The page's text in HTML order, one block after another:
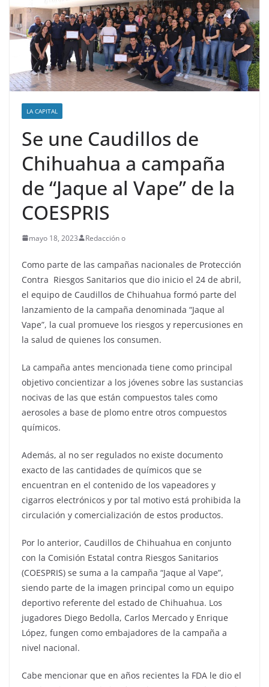
LA CAPITAL
Se une Caudillos de
Chihuahua a campaña
de “Jaque al Vape” de la
COESPRIS
mayo 18, 2023 Redacción o
Como parte de las campañas nacionales de Protección
Contra Riesgos Sanitarios que dio inicio el 24 de abril,
el equipo de Caudillos de Chihuahua formó parte del
lanzamiento de la campaña denominada “Jaque al
Vape”, la cual promueve los riesgos y repercusiones en
la salud de quienes los consumen.
La campaña antes mencionada tiene como principal
objetivo concientizar a los jóvenes sobre las sustancias
nocivas de las que están compuestos tales como
aerosoles a base de plomo entre otros compuestos
químicos.
Además, al no ser regulados no existe documento
exacto de las cantidades de químicos que se
encuentran en el contenido de los vapeadores y
cigarros electrónicos y por tal motivo está prohibida la
circulación y comercialización de estos productos.
Por lo anterior, Caudillos de Chihuahua en conjunto
con la Comisión Estatal contra Riesgos Sanitarios
(COESPRIS) se suma a la campaña “Jaque al Vape”,
siendo parte de la imagen principal como un equipo
deportivo referente del estado de Chihuahua. Los
jugadores Diego Bedolla, Carlos Mercado y Enrique
López, fungen como embajadores de la campaña a
nivel nacional.
Cabe mencionar que en años recientes la FDA le dio el